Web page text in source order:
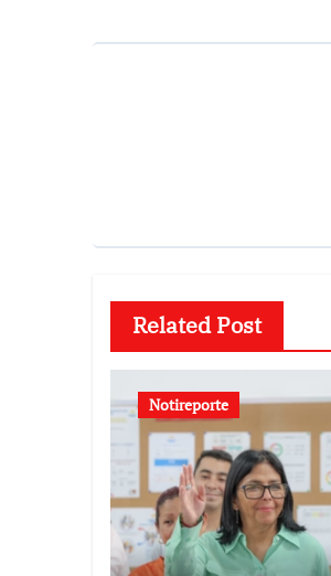
Related Post
Notireporte